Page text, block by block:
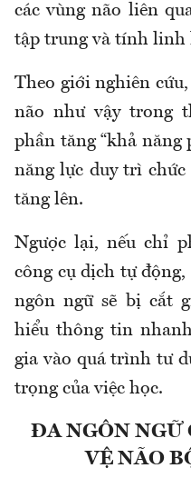
các vùng não liên
tập trung và tính linh
Theo giới nghiên
não như vậy trong
phần tăng “khả năng
năng lực duy trì
tăng lên.
Ngược lại, nếu chỉ
công cụ dịch tự
ngôn ngữ sẽ bị cắt
hiểu thông tin
gia vào quá trình tư
trọng của việc học.
ĐA NGÔN NGỮ
VỆ NÃO